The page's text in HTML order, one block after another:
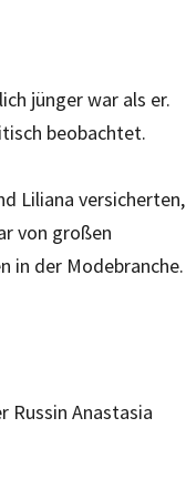
jünger war als er.
beobachtet.
Liliana versicherten,
von großen
in der Modebranche.
Russin Anastasia